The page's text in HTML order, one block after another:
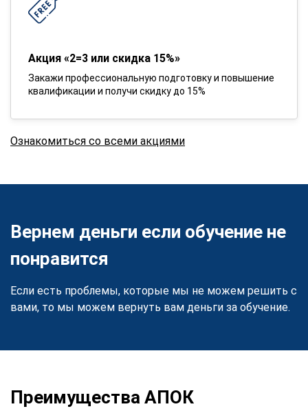
Акция «2=3 или скидка 15%»
Закажи профессиональную подготовку и повышение
квалификации и получи скидку до 15%
Ознакомиться со всеми акциями
Вернем деньги если обучение не
понравится
Если есть проблемы, которые мы не можем решить с
вами, то мы можем вернуть вам деньги за обучение.
Преимущества АПОК